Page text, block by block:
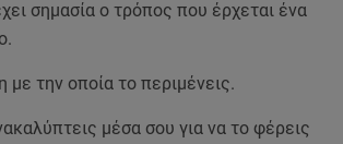
σημασία ο τρόπος που έρχεται ένα
με την οποία το περιμένεις.
μέσα σου για να το φέρεις